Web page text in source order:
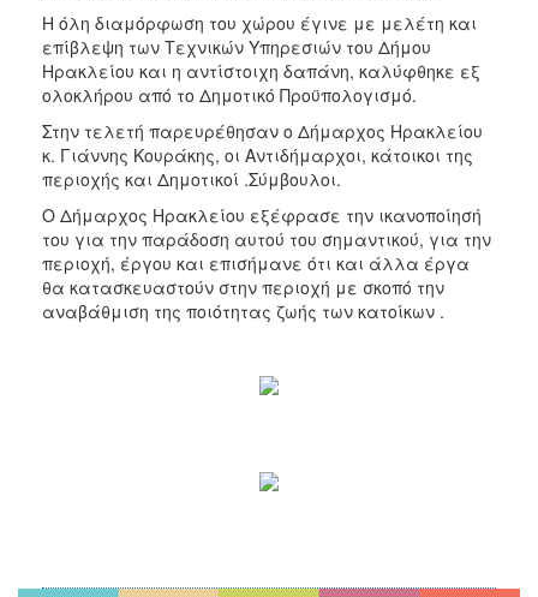
ΗΡΑΚΛΕΙΟ
Η όλη διαμόρφωση του χώρου έγινε με μελέτη και
επίβλεψη των Τεχνικών Υπηρεσιών του Δήμου
Ηρακλείου και η αντίστοιχη δαπάνη, καλύφθηκε εξ
ολοκλήρου από το Δημοτικό Προϋπολογισμό.
Στην τελετή παρευρέθησαν ο Δήμαρχος Ηρακλείου
κ. Γιάννης Κουράκης, οι Αντιδήμαρχοι, κάτοικοι της
περιοχής και Δημοτικοί .Σύμβουλοι.
Ο Δήμαρχος Ηρακλείου εξέφρασε την ικανοποίησή
του για την παράδοση αυτού του σημαντικού, για την
περιοχή, έργου και επισήμανε ότι και άλλα έργα
θα κατασκευαστούν στην περιοχή με σκοπό την
αναβάθμιση της ποιότητας ζωής των κατοίκων .